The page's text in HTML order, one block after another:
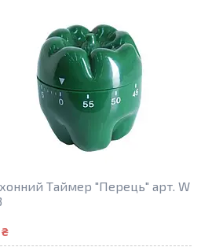
Таймер "Перець" арт. W